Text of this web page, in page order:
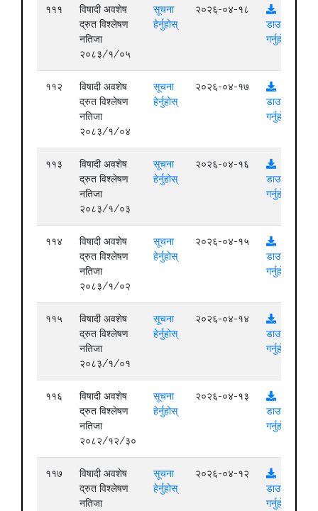
१११
विषादी अवशेष
द्रुत विश्लेषण
नतिजा
२०८३/१/०५
सूचना
हेर्नुहोस्
२०२६-०४-१८
डाउनलोड
गर्नुहोस्
११२
विषादी अवशेष
द्रुत विश्लेषण
नतिजा
२०८३/१/०४
सूचना
हेर्नुहोस्
२०२६-०४-१७
डाउनलोड
गर्नुहोस्
११३
विषादी अवशेष
द्रुत विश्लेषण
नतिजा
२०८३/१/०३
सूचना
हेर्नुहोस्
२०२६-०४-१६
डाउनलोड
गर्नुहोस्
११४
विषादी अवशेष
द्रुत विश्लेषण
नतिजा
२०८३/१/०२
सूचना
हेर्नुहोस्
२०२६-०४-१५
डाउनलोड
गर्नुहोस्
११५
विषादी अवशेष
द्रुत विश्लेषण
नतिजा
२०८३/१/०१
सूचना
हेर्नुहोस्
२०२६-०४-१४
डाउनलोड
गर्नुहोस्
११६
विषादी अवशेष
द्रुत विश्लेषण
नतिजा
२०८२/१२/३०
सूचना
हेर्नुहोस्
२०२६-०४-१३
डाउनलोड
गर्नुहोस्
११७
विषादी अवशेष
द्रुत विश्लेषण
नतिजा
सूचना
हेर्नुहोस्
२०२६-०४-१२
डाउनलोड
गर्नुहोस्